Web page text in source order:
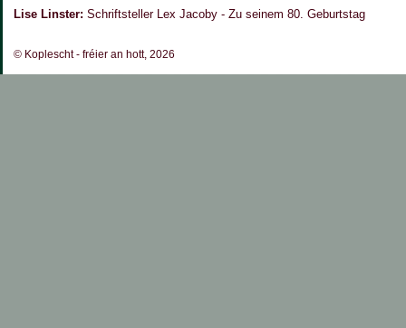
Lise Linster: Schriftsteller Lex Jacoby - Zu seinem 80. Geburtstag
© Koplescht - fréier an hott, 2026